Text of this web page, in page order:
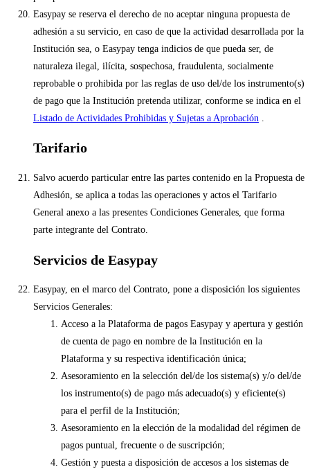
Easypay se reserva el derecho de no aceptar ninguna propuesta de
adhesión a su servicio, en caso de que la actividad desarrollada por la
Institución sea, o Easypay tenga indicios de que pueda ser, de
naturaleza ilegal, ilícita, sospechosa, fraudulenta, socialmente
reprobable o prohibida por las reglas de uso del/de los instrumento(s)
de pago que la Institución pretenda utilizar, conforme se indica en el
Listado de Actividades Prohibidas y Sujetas a Aprobación
Tarifario
Salvo acuerdo particular entre las partes contenido en la Propuesta de
Adhesión, se aplica a todas las operaciones y actos el Tarifario
General anexo a las presentes Condiciones Generales, que forma
parte integrante del Contrato.
Servicios de Easypay
Easypay, en el marco del Contrato, pone a disposición los siguientes
Servicios Generales:
Acceso a la Plataforma de pagos Easypay y apertura y gestión
de cuenta de pago en nombre de la Institución en la
Plataforma y su respectiva identificación única;
Asesoramiento en la selección del/de los sistema(s) y/o del/de
los instrumento(s) de pago más adecuado(s) y eficiente(s)
para el perfil de la Institución;
Asesoramiento en la elección de la modalidad del régimen de
pagos puntual, frecuente o de suscripción;
Gestión y puesta a disposición de accesos a los sistemas de